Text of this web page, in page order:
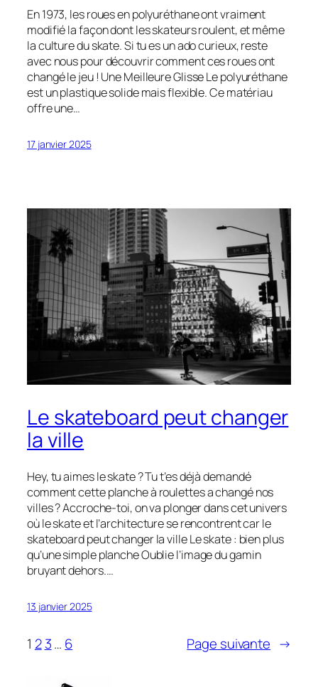
En 1973, les roues en polyuréthane ont vraiment
modifié la façon dont les skateurs roulent, et même
la culture du skate. Si tu es un ado curieux, reste
avec nous pour découvrir comment ces roues ont
changé le jeu ! Une Meilleure Glisse Le polyuréthane
est un plastique solide mais flexible. Ce matériau
offre une…
17 janvier 2025
Le skateboard peut changer
la ville
Hey, tu aimes le skate ? Tu t’es déjà demandé
comment cette planche à roulettes a changé nos
villes ? Accroche-toi, on va plonger dans cet univers
où le skate et l’architecture se rencontrent car le
skateboard peut changer la ville Le skate : bien plus
qu’une simple planche Oublie l’image du gamin
bruyant dehors.…
13 janvier 2025
1 2 3… 6 Page suivante →